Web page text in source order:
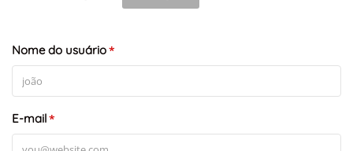
Nome do usuário*
E-mail*